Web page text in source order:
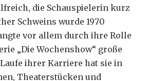
die Schauspielerin kurz
Schweins wurde 1970
vor allem durch ihre Rolle
„Die Wochenshow“ große
ihrer Karriere hat sie in
Theaterstücken und